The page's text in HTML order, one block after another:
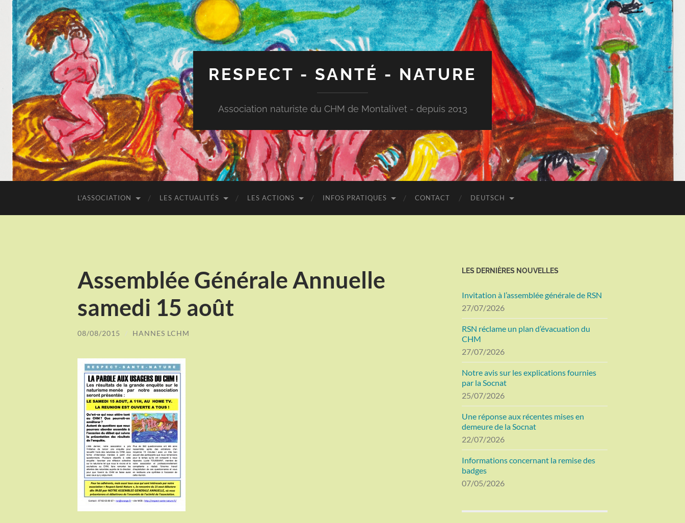
RESPECT - SANTÉ - NATURE
Association naturiste du CHM de Montalivet - depuis 2013
L’ASSOCIATION LES ACTUALITÉS LES ACTIONS INFOS PRATIQUES CONTACT DEUTSCH
Assemblée Générale Annuelle
samedi 15 août
08/08/2015 / HANNES LCHM
LES DERNIÈRES NOUVELLES
Invitation à l’assemblée générale de RSN
27/07/2026
RSN réclame un plan d’évacuation du
CHM
27/07/2026
Notre avis sur les explications fournies
par la Socnat
25/07/2026
Une réponse aux récentes mises en
demeure de la Socnat
22/07/2026
Informations concernant la remise des
badges
07/05/2026